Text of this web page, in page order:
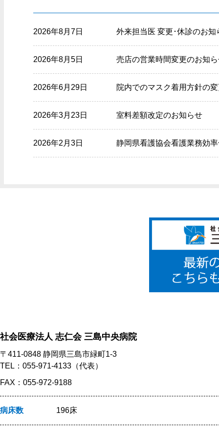
外来担当医 変更･休診のお
2026年8月7日
売店の営業時間変更のお知
2026年8月5日
院内でのマスク着用方針の
2026年6月29日
室料差額改定のお知らせ
2026年3月23日
静岡県看護協会看護業務効
2026年2月3日
社会医療法人 志仁会 三島中央病院
〒411-0848 静岡県三島市緑町1-3
TEL：055-971-4133（代表）
FAX：055-972-9188
病床数 196床